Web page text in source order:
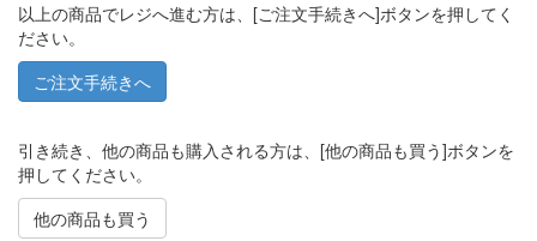
以上の商品でレジへ進む方は、[ご注文手続きへ]ボタンを押してく
ださい。
引き続き、他の商品も購入される方は、[他の商品も買う]ボタンを
押してください。
他の商品も買う